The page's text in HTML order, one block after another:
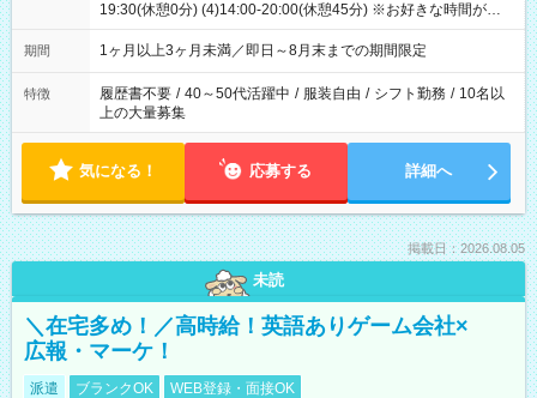
19:30(休憩0分) (4)14:00-20:00(休憩45分) ※お好きな時間が選べ
ます
期間 1ヶ月以上3ヶ月未満／即日～8月末までの期間限定
特徴 履歴書不要 / 40～50代活躍中 / 服装自由 / シフト勤務 / 10名以
上の大量募集
気になる！ 応募する 詳細へ
掲載日：2026.08.05
未読
＼在宅多め！／高時給！英語ありゲーム会社×
広報・マーケ！
派遣 ブランクOK WEB登録・面接OK